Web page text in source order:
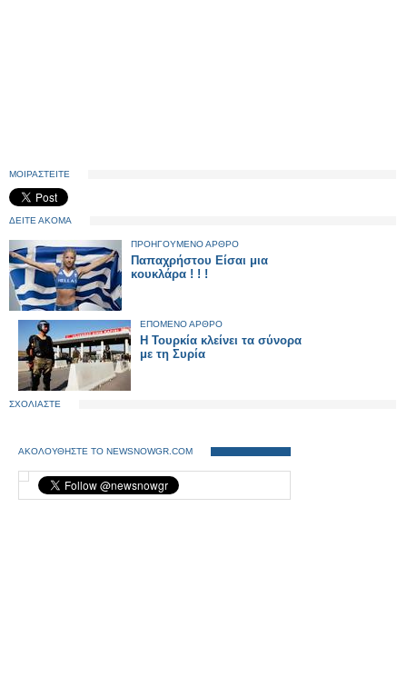
ΜΟΙΡΑΣΤΕΙΤΕ
ΔΕΙΤΕ ΑΚΟΜΑ
ΠΡΟΗΓΟΥΜΕΝΟ ΑΡΘΡΟ
Παπαχρήστου Είσαι μια
κουκλάρα ! ! !
ΕΠΟΜΕΝΟ ΑΡΘΡΟ
Η Τουρκία κλείνει τα σύνορα
με τη Συρία
ΣΧΟΛΙΑΣΤΕ
ΑΚΟΛΟΥΘΗΣΤΕ ΤΟ NEWSNOWGR.COM